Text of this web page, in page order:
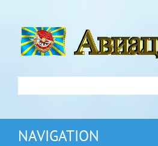
NAVIGATION